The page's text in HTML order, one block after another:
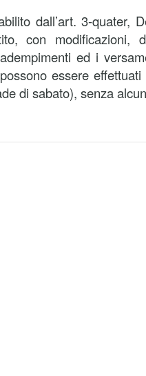
dall’art. 3-quater,
con
ed i
essere
di sabato), senza